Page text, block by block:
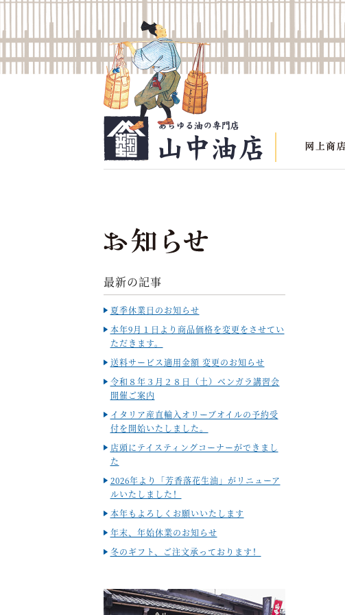
最新の記事
夏季休業日のお知らせ
本年9月１日より商品価格を変更をさせてい
ただきます。
送料サービス適用金額 変更のお知らせ
令和８年３月２８日（土）ベンガラ講習会
開催ご案内
イタリア産直輸入オリーブオイルの予約受
付を開始いたしました。
店頭にテイスティングコーナーができまし
た
2026年より「芳香落花生油」がリニューア
ルいたしました！
本年もよろしくお願いいたします
年末、年始休業のお知らせ
冬のギフト、ご注文承っております！